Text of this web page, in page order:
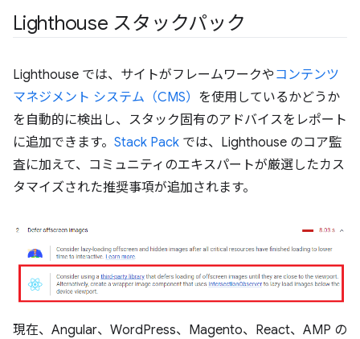
Lighthouse スタックパック
Lighthouse では、サイトがフレームワークやコンテンツ
マネジメント システム（CMS） を使用しているかどうか
を自動的に検出し、スタック固有のアドバイスをレポート
に追加できます。 Stack Pack では、Lighthouse のコア監
査に加えて、コミュニティのエキスパートが厳選したカス
タマイズされた推奨事項が追加されます。
現在、Angular、WordPress、Magento、React、AMP の